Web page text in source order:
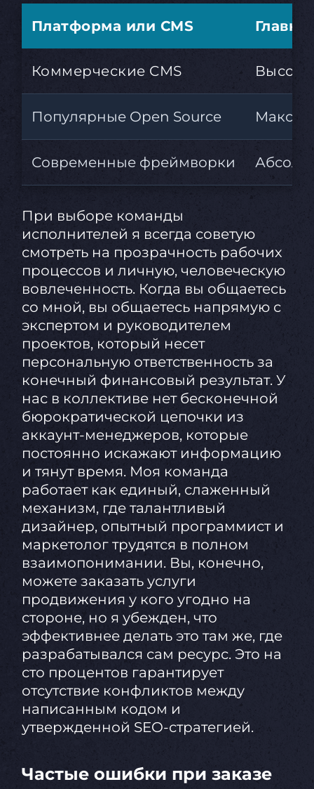
Платформа или CMS
Коммерческие CMS
Популярные Open Source
Современные фреймворки
При выборе команды
исполнителей я всегда советую
смотреть на прозрачность рабочих
процессов и личную, человеческую
вовлеченность. Когда вы общаетесь
со мной, вы общаетесь напрямую с
экспертом и руководителем
проектов, который несет
персональную ответственность за
конечный финансовый результат. У
нас в коллективе нет бесконечной
бюрократической цепочки из
аккаунт-менеджеров, которые
постоянно искажают информацию
и тянут время. Моя команда
работает как единый, слаженный
механизм, где талантливый
дизайнер, опытный программист и
маркетолог трудятся в полном
взаимопонимании. Вы, конечно,
можете заказать услуги
продвижения у кого угодно на
стороне, но я убежден, что
эффективнее делать это там же, где
разрабатывался сам ресурс. Это на
сто процентов гарантирует
отсутствие конфликтов между
написанным кодом и
утвержденной SEO-стратегией.
Частые ошибки при заказе